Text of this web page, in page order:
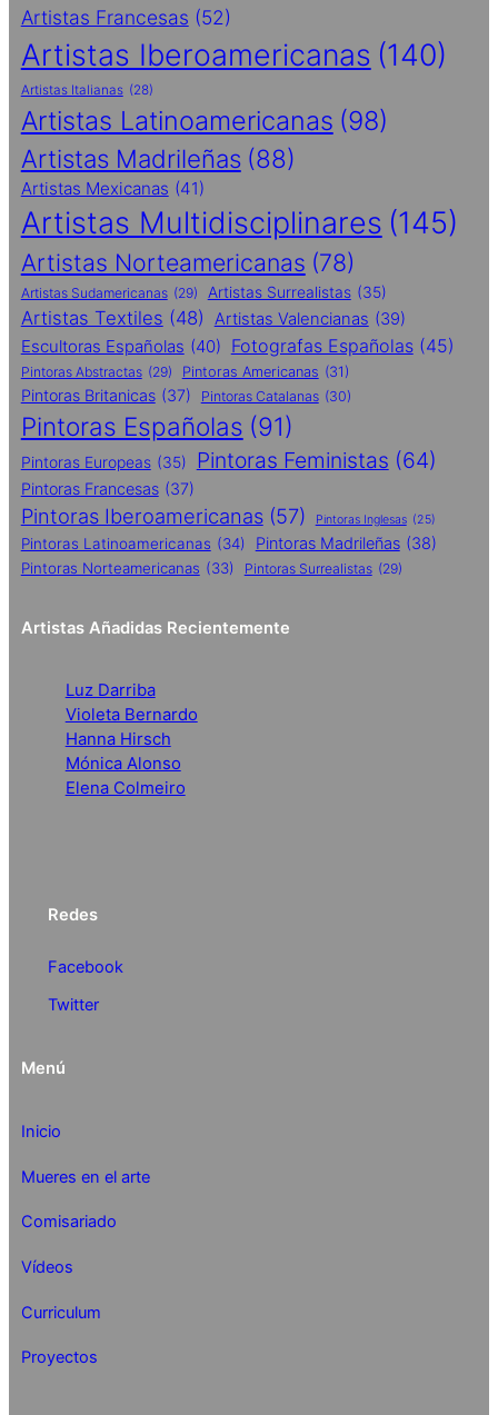
Artistas Francesas (52)
Artistas Iberoamericanas (140)
Artistas Italianas (28)
Artistas Latinoamericanas (98)
Artistas Madrileñas (88)
Artistas Mexicanas (41)
Artistas Multidisciplinares (145)
Artistas Norteamericanas (78)
Artistas Sudamericanas (29) Artistas Surrealistas (35)
Artistas Textiles (48) Artistas Valencianas (39)
Escultoras Españolas (40) Fotografas Españolas (45)
Pintoras Abstractas (29) Pintoras Americanas (31)
Pintoras Britanicas (37) Pintoras Catalanas (30)
Pintoras Españolas (91)
Pintoras Europeas (35) Pintoras Feministas (64)
Pintoras Francesas (37)
Pintoras Iberoamericanas (57) Pintoras Inglesas (25)
Pintoras Latinoamericanas (34) Pintoras Madrileñas (38)
Pintoras Norteamericanas (33) Pintoras Surrealistas (29)
Artistas Añadidas Recientemente
Luz Darriba
Violeta Bernardo
Hanna Hirsch
Mónica Alonso
Elena Colmeiro
Redes
Facebook
Twitter
Menú
Inicio
Mueres en el arte
Comisariado
Vídeos
Curriculum
Proyectos